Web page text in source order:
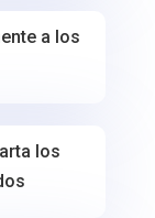
a los
los